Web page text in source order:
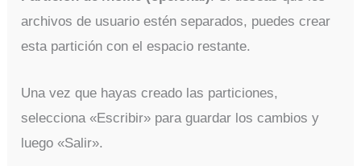
archivos de usuario estén separados, puedes crear
esta partición con el espacio restante.
Una vez que hayas creado las particiones,
selecciona «Escribir» para guardar los cambios y
luego «Salir».